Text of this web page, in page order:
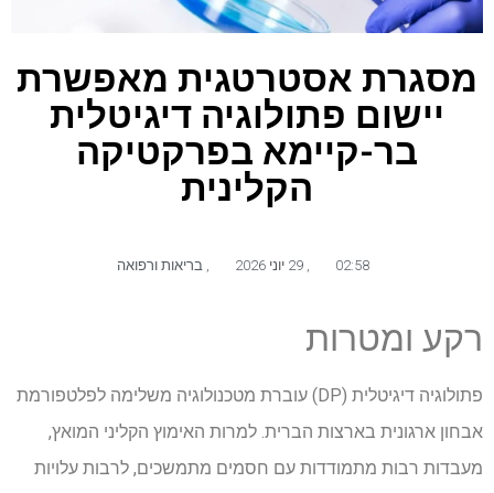
מסגרת אסטרטגית מאפשרת
יישום פתולוגיה דיגיטלית
בר-קיימא בפרקטיקה
הקלינית
02:58 29 יוני 2026 בריאות ורפואה
רקע ומטרות
פתולוגיה דיגיטלית (DP) עוברת מטכנולוגיה משלימה לפלטפורמת
אבחון ארגונית בארצות הברית. למרות האימוץ הקליני המואץ,
מעבדות רבות מתמודדות עם חסמים מתמשכים, לרבות עלויות